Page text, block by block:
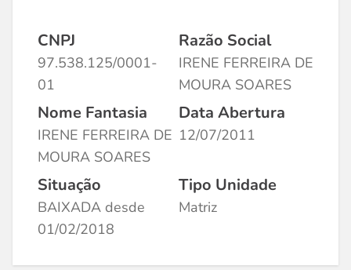
CNPJ
97.538.125/0001-
01
Razão Social
IRENE FERREIRA DE
MOURA SOARES
Nome Fantasia
IRENE FERREIRA DE
MOURA SOARES
Data Abertura
12/07/2011
Situação
BAIXADA desde
01/02/2018
Tipo Unidade
Matriz